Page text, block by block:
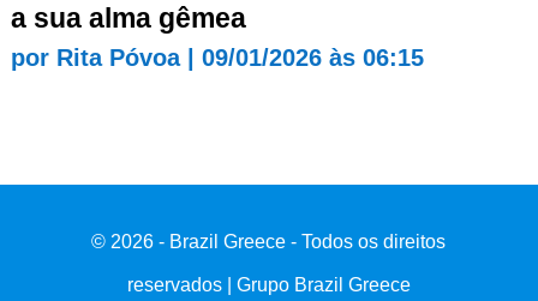
a sua alma gêmea
por Rita Póvoa| 09/01/2026 às 06:15
© 2026 - Brazil Greece - Todos os direitos
reservados | Grupo Brazil Greece